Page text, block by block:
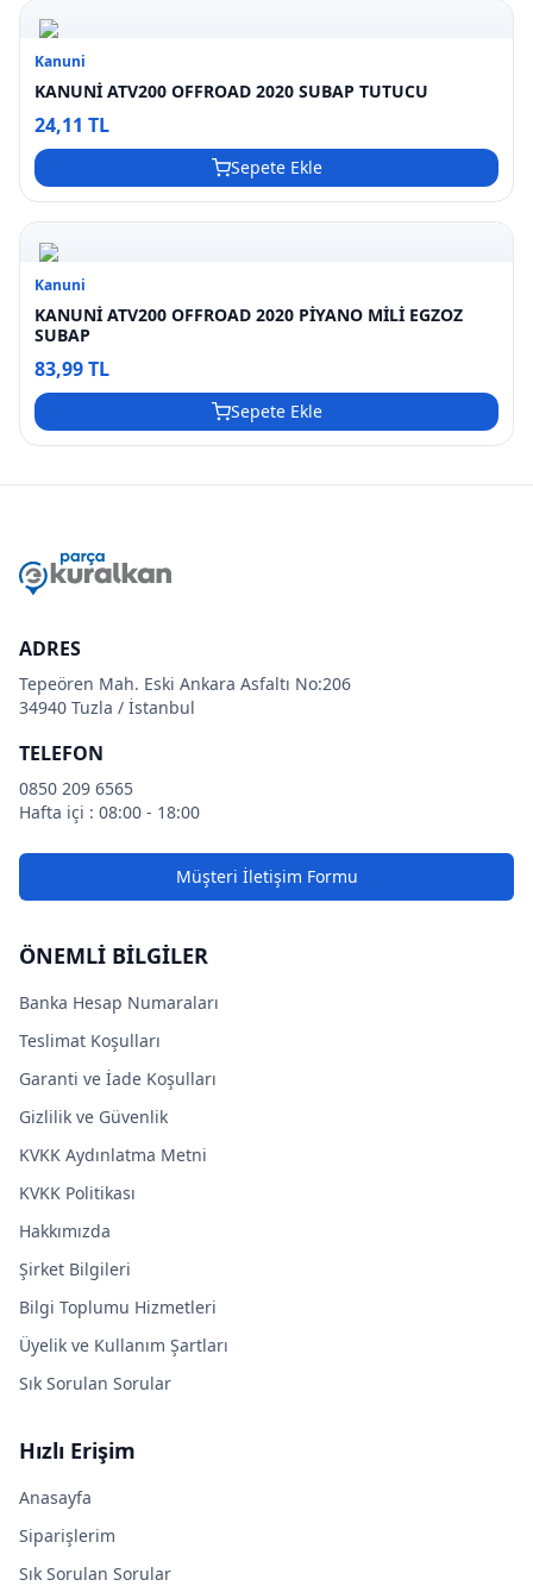
Kanuni
KANUNİ ATV200 OFFROAD 2020 SUBAP TUTUCU
24,11 TL
Sepete Ekle
Kanuni
KANUNİ ATV200 OFFROAD 2020 PİYANO MİLİ EGZOZ
SUBAP
83,99 TL
Sepete Ekle
ADRES
Tepeören Mah. Eski Ankara Asfaltı No:206
34940 Tuzla / İstanbul
TELEFON
0850 209 6565
Hafta içi : 08:00 - 18:00
Müşteri İletişim Formu
ÖNEMLİ BİLGİLER
Banka Hesap Numaraları
Teslimat Koşulları
Garanti ve İade Koşulları
Gizlilik ve Güvenlik
KVKK Aydınlatma Metni
KVKK Politikası
Hakkımızda
Şirket Bilgileri
Bilgi Toplumu Hizmetleri
Üyelik ve Kullanım Şartları
Sık Sorulan Sorular
Hızlı Erişim
Anasayfa
Siparişlerim
Sık Sorulan Sorular